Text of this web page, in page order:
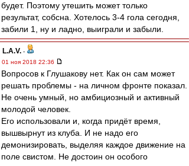
будет. Поэтому утешить может только
результат, собсна. Хотелось 3-4 гола сегодня,
забили 1, ну и ладно, выиграли и забыли.
L.А.V. -
01 ноя 2018 22:36
Вопросов к Глушакову нет. Как он сам может
решать проблемы - на личном фронте показал.
Не очень умный, но амбициозный и активный
молодой человек.
Его использовали и, когда придёт время,
вышвырнут из клуба. И не надо его
демонизировать, выделяя каждое движение на
поле свистом. Не достоин он особого